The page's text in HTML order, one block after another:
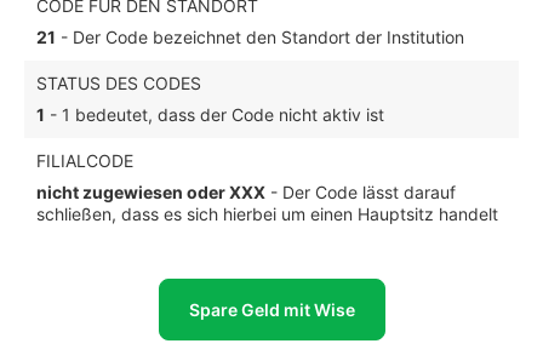
CODE FÜR DEN STANDORT
21 - Der Code bezeichnet den Standort der Institution
STATUS DES CODES
1 - 1 bedeutet, dass der Code nicht aktiv ist
FILIALCODE
nicht zugewiesen oder XXX - Der Code lässt darauf
schließen, dass es sich hierbei um einen Hauptsitz handelt
Spare Geld mit Wise